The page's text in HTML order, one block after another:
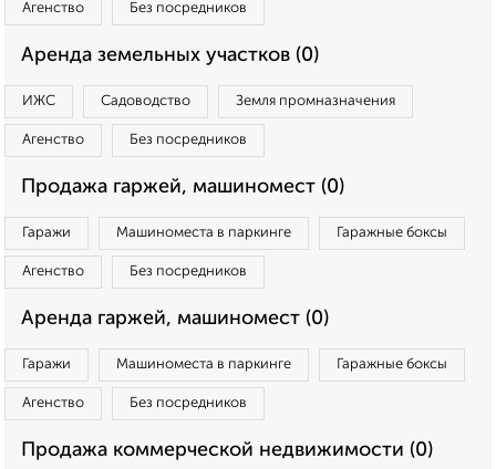
Агенство Без посредников
Аренда земельных участков (0)
ИЖС Садоводство Земля промназначения
Агенство Без посредников
Продажа гаржей, машиномест (0)
Гаражи Машиноместа в паркинге Гаражные боксы
Агенство Без посредников
Аренда гаржей, машиномест (0)
Гаражи Машиноместа в паркинге Гаражные боксы
Агенство Без посредников
Продажа коммерческой недвижимости (0)